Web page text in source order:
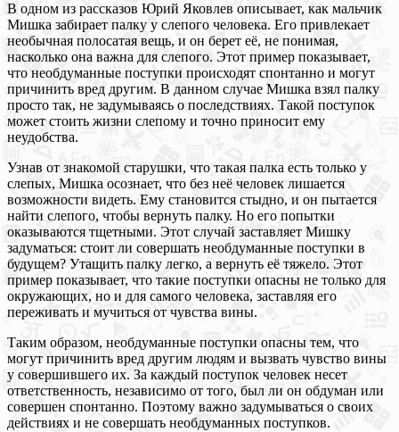
В одном из рассказов Юрий Яковлев описывает, как мальчик
Мишка забирает палку у слепого человека. Его привлекает
необычная полосатая вещь, и он берет её, не понимая,
насколько она важна для слепого. Этот пример показывает,
что необдуманные поступки происходят спонтанно и могут
причинить вред другим. В данном случае Мишка взял палку
просто так, не задумываясь о последствиях. Такой поступок
может стоить жизни слепому и точно приносит ему
неудобства.
Узнав от знакомой старушки, что такая палка есть только у
слепых, Мишка осознает, что без неё человек лишается
возможности видеть. Ему становится стыдно, и он пытается
найти слепого, чтобы вернуть палку. Но его попытки
оказываются тщетными. Этот случай заставляет Мишку
задуматься: стоит ли совершать необдуманные поступки в
будущем? Утащить палку легко, а вернуть её тяжело. Этот
пример показывает, что такие поступки опасны не только для
окружающих, но и для самого человека, заставляя его
переживать и мучиться от чувства вины.
Таким образом, необдуманные поступки опасны тем, что
могут причинить вред другим людям и вызвать чувство вины
у совершившего их. За каждый поступок человек несет
ответственность, независимо от того, был ли он обдуман или
совершен спонтанно. Поэтому важно задумываться о своих
действиях и не совершать необдуманных поступков.